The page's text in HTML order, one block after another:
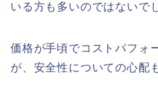
いる方も多いのではないで
価格が手頃でコストパフォ
が、安全性についての心配